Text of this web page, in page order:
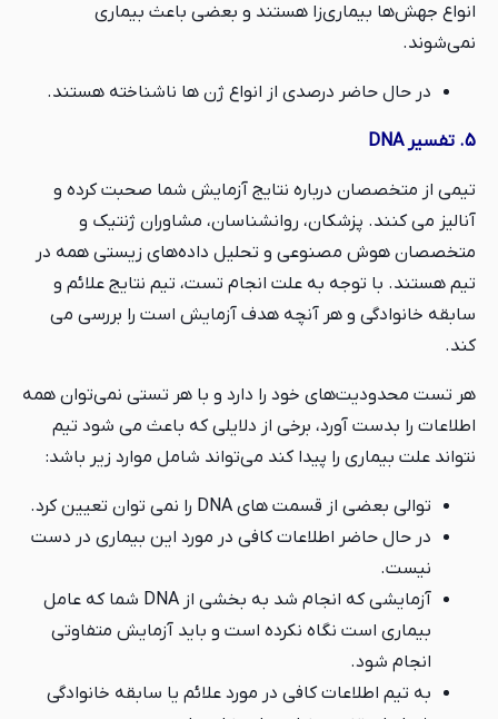
انواع جهش‌ها بیماری‌زا هستند و بعضی باعث بیماری
نمی‌شوند.
در حال حاضر درصدی از انواع ژن ها ناشناخته هستند.
5. تفسیر DNA
تیمی از متخصصان درباره نتایج آزمایش شما صحبت کرده و
آنالیز می کنند. پزشکان، روانشناسان، مشاوران ژنتیک و
متخصصان هوش مصنوعی و تحلیل داده‌های زیستی همه در
تیم هستند. با توجه به علت انجام تست، تیم نتایج علائم و
سابقه خانوادگی و هر آنچه هدف آزمایش است را بررسی می
کند.
هر تست محدودیت‌های خود را دارد و با هر تستی نمی‌توان همه
اطلاعات را بدست آورد، برخی از دلایلی که باعث می شود تیم
نتواند علت بیماری را پیدا کند می‌تواند شامل موارد زیر باشد:
توالی بعضی از قسمت های DNA را نمی توان تعیین کرد.
در حال حاضر اطلاعات کافی در مورد این بیماری در دست
نیست.
آزمایشی که انجام شد به بخشی از DNA شما که عامل
بیماری است نگاه نکرده است و باید آزمایش متفاوتی
انجام شود.
به تیم اطلاعات کافی در مورد علائم یا سابقه خانوادگی